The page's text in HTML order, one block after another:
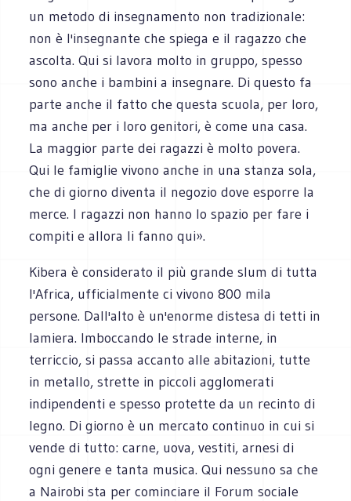
un metodo di insegnamento non tradizionale:
non è l'insegnante che spiega e il ragazzo che
ascolta. Qui si lavora molto in gruppo, spesso
sono anche i bambini a insegnare. Di questo fa
parte anche il fatto che questa scuola, per loro,
ma anche per i loro genitori, è come una casa.
La maggior parte dei ragazzi è molto povera.
Qui le famiglie vivono anche in una stanza sola,
che di giorno diventa il negozio dove esporre la
merce. I ragazzi non hanno lo spazio per fare i
compiti e allora li fanno qui».
Kibera è considerato il più grande slum di tutta
l'Africa, ufficialmente ci vivono 800 mila
persone. Dall'alto è un'enorme distesa di tetti in
lamiera. Imboccando le strade interne, in
terriccio, si passa accanto alle abitazioni, tutte
in metallo, strette in piccoli agglomerati
indipendenti e spesso protette da un recinto di
legno. Di giorno è un mercato continuo in cui si
vende di tutto: carne, uova, vestiti, arnesi di
ogni genere e tanta musica. Qui nessuno sa che
a Nairobi sta per cominciare il Forum sociale